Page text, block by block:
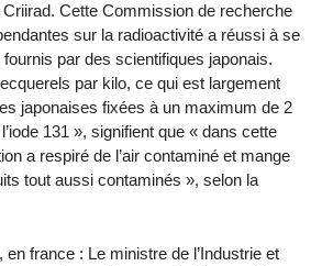
Cette Commission de recherche
sur la radioactivité a réussi à se
par des scientifiques japonais.
par kilo, ce qui est largement
japonaises fixées à un maximum de 2
131 », signifient que « dans cette
a respiré de l’air contaminé et mange
tout aussi contaminés », selon la
france : Le ministre de l’Industrie et